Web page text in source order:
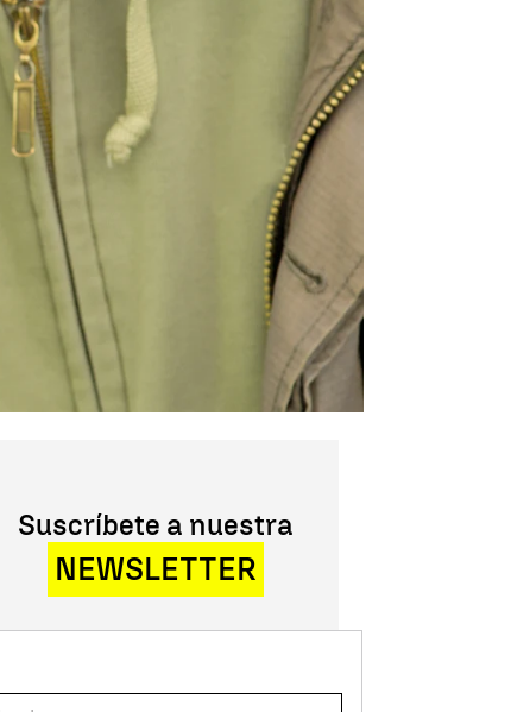
Suscríbete a nuestra
NEWSLETTER